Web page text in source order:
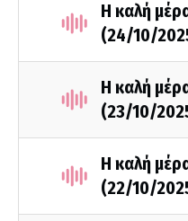
Η καλή
(24/10/
Η καλή
(23/10/
Η καλή
(22/10/